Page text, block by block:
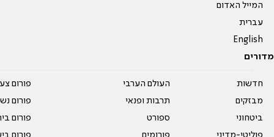
המייל האדום
עברית
English
מדורים
חדשות
מבזקים
ביטחוני
פוליטי-מדיני
העולם הערבי
תרבות ופנאי
ספורט
פורומים
פורום
פורום
פורום
פורום